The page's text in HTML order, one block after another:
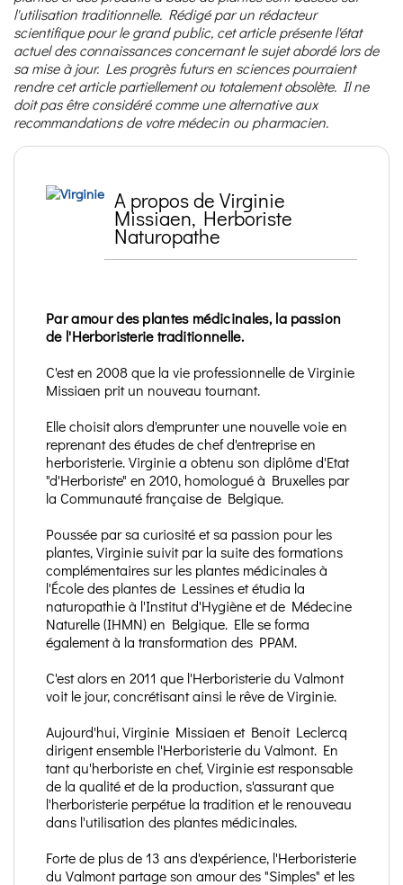
l'utilisation traditionnelle. Rédigé par un rédacteur
scientifique pour le grand public, cet article présente l'état
actuel des connaissances concernant le sujet abordé lors de
sa mise à jour. Les progrès futurs en sciences pourraient
rendre cet article partiellement ou totalement obsolète. Il ne
doit pas être considéré comme une alternative aux
recommandations de votre médecin ou pharmacien.
A propos de Virginie
Missiaen, Herboriste
Naturopathe
Par amour des plantes médicinales, la passion
de l'Herboristerie traditionnelle.
C'est en 2008 que la vie professionnelle de Virginie
Missiaen prit un nouveau tournant.
Elle choisit alors d'emprunter une nouvelle voie en
reprenant des études de chef d'entreprise en
herboristerie. Virginie a obtenu son diplôme d'Etat
"d'Herboriste" en 2010, homologué à Bruxelles par
la Communauté française de Belgique.
Poussée par sa curiosité et sa passion pour les
plantes, Virginie suivit par la suite des formations
complémentaires sur les plantes médicinales à
l'École des plantes de Lessines et étudia la
naturopathie à l'Institut d'Hygiène et de Médecine
Naturelle (IHMN) en Belgique. Elle se forma
également à la transformation des PPAM.
C'est alors en 2011 que l'Herboristerie du Valmont
voit le jour, concrétisant ainsi le rêve de Virginie.
Aujourd'hui, Virginie Missiaen et Benoit Leclercq
dirigent ensemble l'Herboristerie du Valmont. En
tant qu'herboriste en chef, Virginie est responsable
de la qualité et de la production, s'assurant que
l'herboristerie perpétue la tradition et le renouveau
dans l'utilisation des plantes médicinales.
Forte de plus de 13 ans d'expérience, l'Herboristerie
du Valmont partage son amour des "Simples" et les